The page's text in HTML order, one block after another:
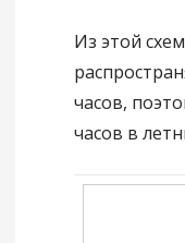
Из этой
часов,
часов в